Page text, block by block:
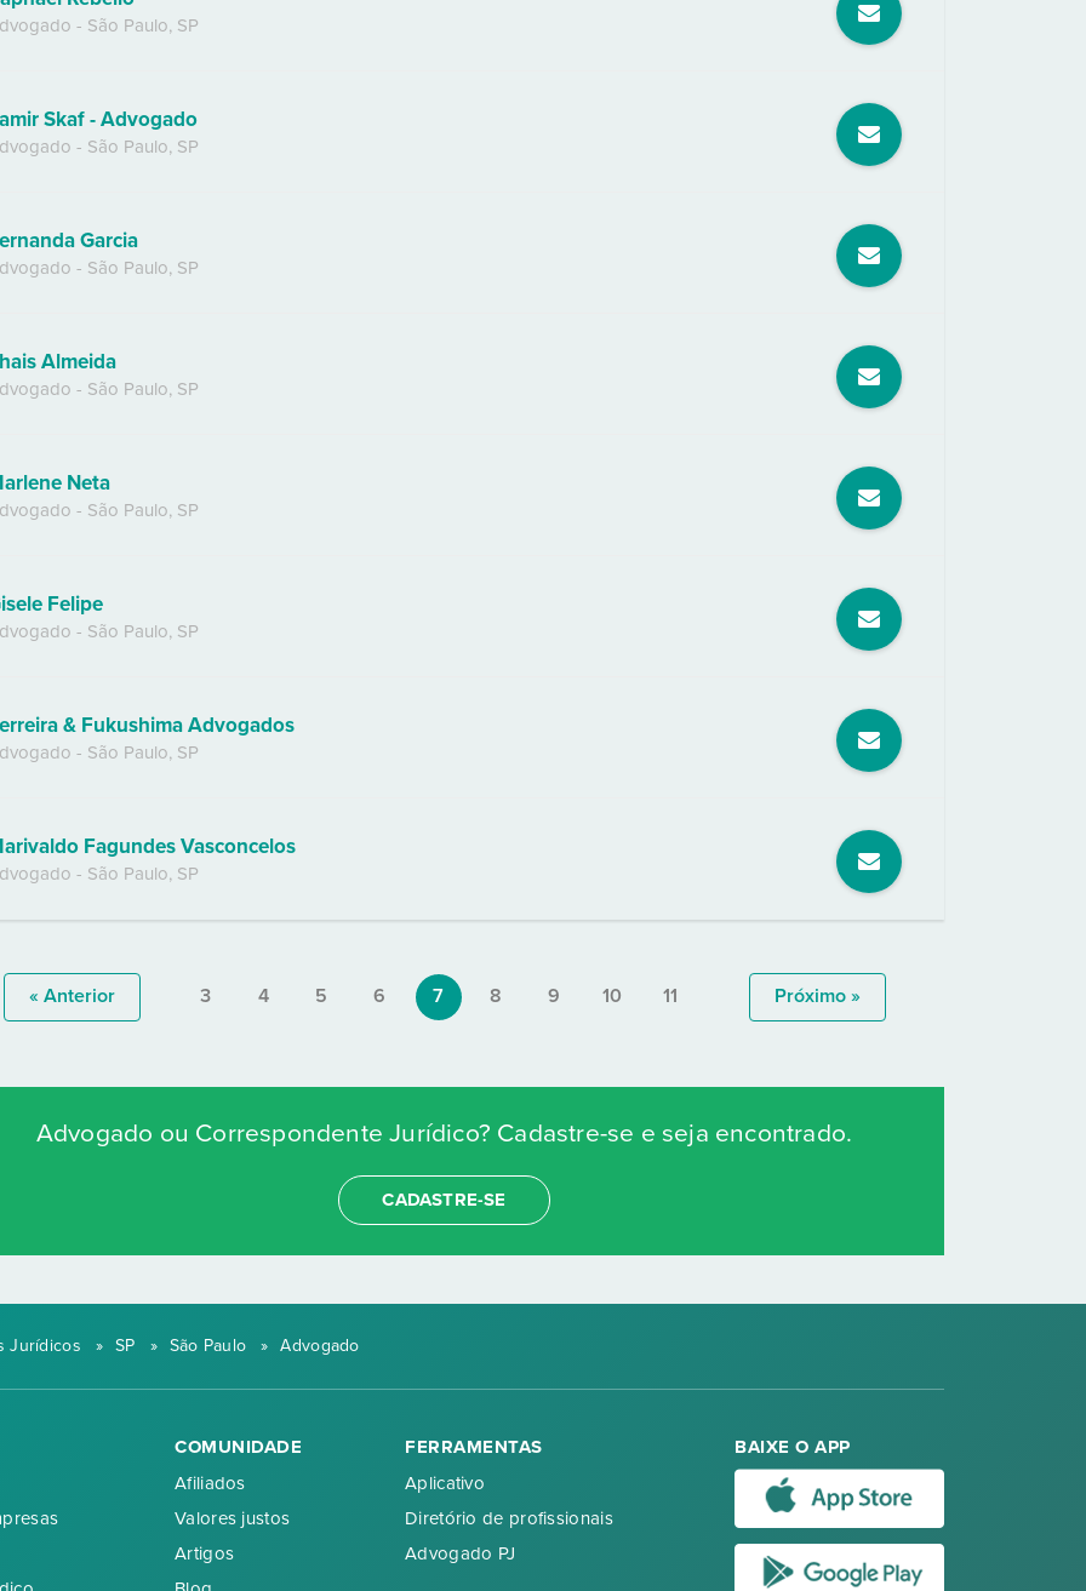
- São Paulo, SP
Skaf - Advogado
- São Paulo, SP
Garcia
- São Paulo, SP
Almeida
- São Paulo, SP
Neta
- São Paulo, SP
Felipe
- São Paulo, SP
& Fukushima Advogados
- São Paulo, SP
Fagundes Vasconcelos
- São Paulo, SP
« Anterior 3 4 5 6 7 8 9 10 11 Próximo »
Advogado ou Correspondente Jurídico? Cadastre-se e seja encontrado.
CADASTRE-SE
Jurídicos » SP » São Paulo » Advogado
COMUNIDADE
Afiliados
Valores justos
Artigos
FERRAMENTAS
Aplicativo
Diretório de profissionais
Advogado PJ
BAIXE O APP